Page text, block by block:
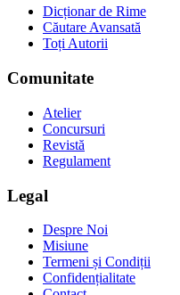
Dicționar de Rime
Căutare Avansată
Toți Autorii
Comunitate
Atelier
Concursuri
Revistă
Regulament
Legal
Despre Noi
Misiune
Termeni și Condiții
Confidențialitate